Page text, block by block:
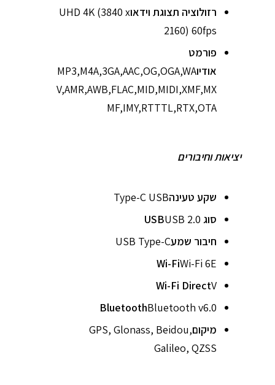
רזולוציה תצוגת וידאוUHD 4K (3840 x
2160) 60fps
פורמט
אודיוMP3,M4A,3GA,AAC,OG,OGA,WA
V,AMR,AWB,FLAC,MID,MIDI,XMF,MX
MF,IMY,RTTTL,RTX,OTA
יציאות וחיבורים
שקע טעינהType-C USB
סוג USB USB 2.0
חיבור שמעUSB Type-C
Wi-FiWi-Fi 6E
Wi-Fi DirectV
BluetoothBluetooth v6.0
מיקוםGPS, Glonass, Beidou,
Galileo, QZSS